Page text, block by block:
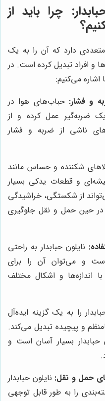
چرا باید از
متعددی دارد که آن را به یک
و افراد تبدیل کرده است. در
اشاره می‌کنیم:
و فشار: حباب‌های هوا در
یک ضربه‌گیر عمل کرده و از
ناشی از ضربه و فشار
شکننده و حساس مانند
و قطعات یدکی بسیار
از شکستگی، خراشیدگی
حین حمل و نقل جلوگیری
نایلون حبابدار به راحتی
و می‌توان آن را برای
اندازه‌ها و اشکال مختلف
را به یک گزینه ایده‌آل
و پیچیده تبدیل می‌کند.
حبابدار بسیار آسان است و
حمل و نقل: نایلون حبابدار
را به طور قابل توجهی